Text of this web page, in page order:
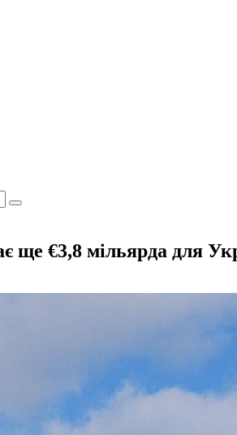
ще €3,8 мільярда для